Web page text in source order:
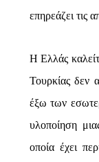
επηρεάζει τις
Η Ελλάς
Τουρκίας δεν
έξω των
υλοποίηση
οποία έχει